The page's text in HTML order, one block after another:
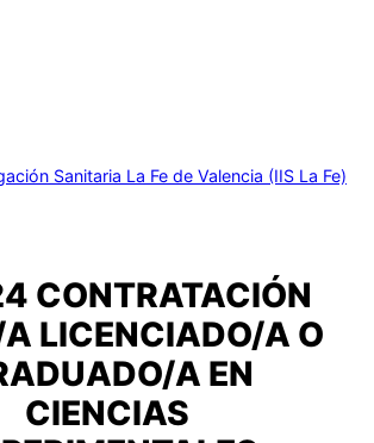
Sanitaria La Fe de Valencia (IIS La Fe)
CONTRATACIÓN
LICENCIADO/A O
A EN
CIENCIAS